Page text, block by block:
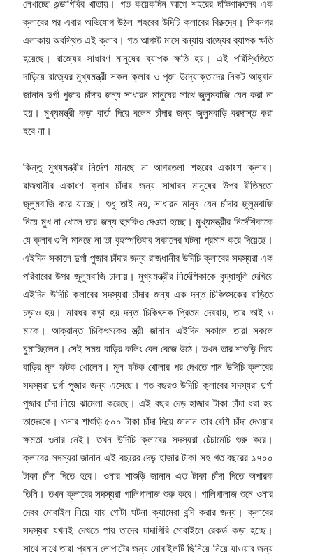
লেখাচ্ছে গুন্ডাগিরির খাতায়। গত কয়েকদিন আগে শহরের দক্ষিণাঞ্চলের এক
ক্লাবের পর এবার অভিযোগ উঠল শহরের উদিচি ক্লাবের বিরুদ্ধে। শিবনগর
এলাকায় অবস্থিত এই ক্লাব। গত আগস্ট মাসে বন্যায় রাজ্যের ব্যাপক ক্ষতি
হয়েছে। রাজ্যের সাধারণ মানুষের ব্যাপক ক্ষতি হয়। এই পরিস্থিতিতে
দাড়িয়ে রাজ্যের মুখ্যমন্ত্রী সকল ক্লাব ও পূজা উদ্যোক্তাদের নিকট আহ্বান
জানান দুর্গা পুজার চাঁদার জন্য সাধারন মানুষের সাথে জুলুমবাজি যেন করা না
হয়। মুখ্যমন্ত্রী কড়া বার্তা দিয়ে বলেন চাঁদার জন্য জুলুমবাড়ি বরদাস্ত করা
হবে না।
কিন্তু মুখ্যমন্ত্রীর নির্দেশ মানছে না আগরতলা শহরের একাংশ ক্লাব।
রাজধানীর একাংশ ক্লাব চাঁদার জন্য সাধারন মানুষের উপর রীতিমতো
জুলুমবাজি করে যাচ্ছে। শুধু তাই নয়, সাধারন মানুষ যেন চাঁদার জুলুমবাজি
নিয়ে মুখ না খোলে তার জন্য হুমকিও দেওয়া হচ্ছে। মুখ্যমন্ত্রীর নির্দেশিকাকে
যে ক্লাব গুলি মানছে না তা বৃহস্পতিবার সকালের ঘটনা প্রমান করে দিয়েছে।
এইদিন সকালে দুর্গা পুজার চাঁদার জন্য রাজধানীর উদিচি ক্লাবের সদস্যরা এক
পরিবারের উপর জুলুমবাজি চালায়। মুখ্যমন্ত্রীর নির্দেশিকাকে বৃদ্ধাঙ্গুলি দেখিয়ে
এইদিন উদিচি ক্লাবের সদস্যরা চাঁদার জন্য এক দন্ত চিকিৎসকের বাড়িতে
চড়াও হয়। মারধর কড়া হয় দন্ত চিকিৎসক প্রিতম দেবরায়, তার ভাই ও
মাকে। আক্রান্ত চিকিৎসকের স্ত্রী জানান এইদিন সকালে তারা সকলে
ঘুমাচ্ছিলেন। সেই সময় বাড়ির কলিং বেল বেজে উঠে। তখন তার শাশুড়ি গিয়ে
বাড়ির মূল ফটক খোলেন। মূল ফটক খোলার পর দেখতে পান উদিচি ক্লাবের
সদস্যরা দুর্গা পুজার জন্য এসেছে। গত বছরও উদিচি ক্লাবের সদস্যরা দুর্গা
পুজার চাঁদা নিয়ে ঝামেলা করেছে। এই বছর দেড় হাজার টাকা চাঁদা ধরা হয়
তাদেরকে। ওনার শাশুড়ি ৫০০ টাকা চাঁদা দিয়ে জানান তার বেশি চাঁদা দেওয়ার
ক্ষমতা ওনার নেই। তখন উদিচি ক্লাবের সদস্যরা চেঁচামেচি শুরু করে।
ক্লাবের সদস্যরা জানান এই বছরের দেড় হাজার টাকা সহ গত বছরের ১৭০০
টাকা চাঁদা দিতে হবে। ওনার শাশুড়ি জানান এত টাকা চাঁদা দিতে অপারক
তিনি। তখন ক্লাবের সদস্যরা গালিগালাজ শুরু করে। গালিগালাজ শুনে ওনার
দেবর মোবাইল নিয়ে যায় গোটা ঘটনা ক্যামেরা বন্দি করার জন্য। ক্লাবের
সদস্যরা যখনই দেখতে পায় তাদের দাদাগিরি মোবাইলে রেকর্ড কড়া হচ্ছে।
সাথে সাথে তারা প্রমান লোপাটের জন্য মোবাইলটি ছিনিয়ে নিয়ে যাওয়ার জন্য